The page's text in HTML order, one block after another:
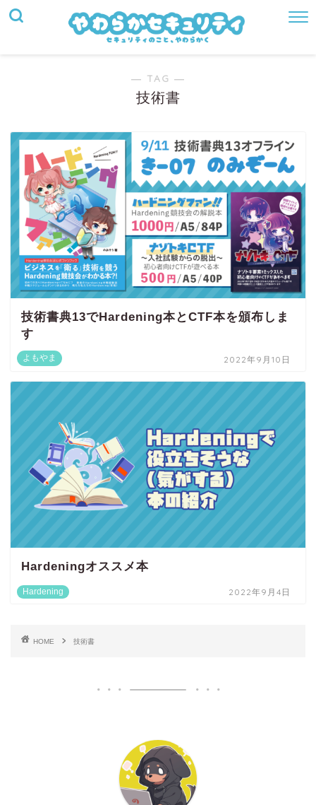
― TAG ―
技術書
よもやま
技術書典13でHardening本とCTF本を頒布しま
す
2022年9月10日
Hardening
Hardeningオススメ本
2022年9月4日
HOME 技術書